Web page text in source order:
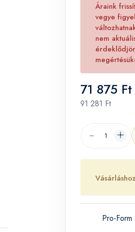
Áraink
vegye
nem
71 875
91 281 Ft
Vásárláshoz
Pro-Form